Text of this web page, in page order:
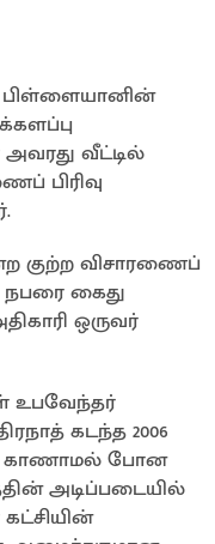
பிள்ளையானின்
வீட்டில்
பிரிவு
குற்ற விசாரணைப்
நபரை கைது
ஒருவர்
உபவேந்தர்
கடந்த 2006
காணாமல் போன
அடிப்படையில்